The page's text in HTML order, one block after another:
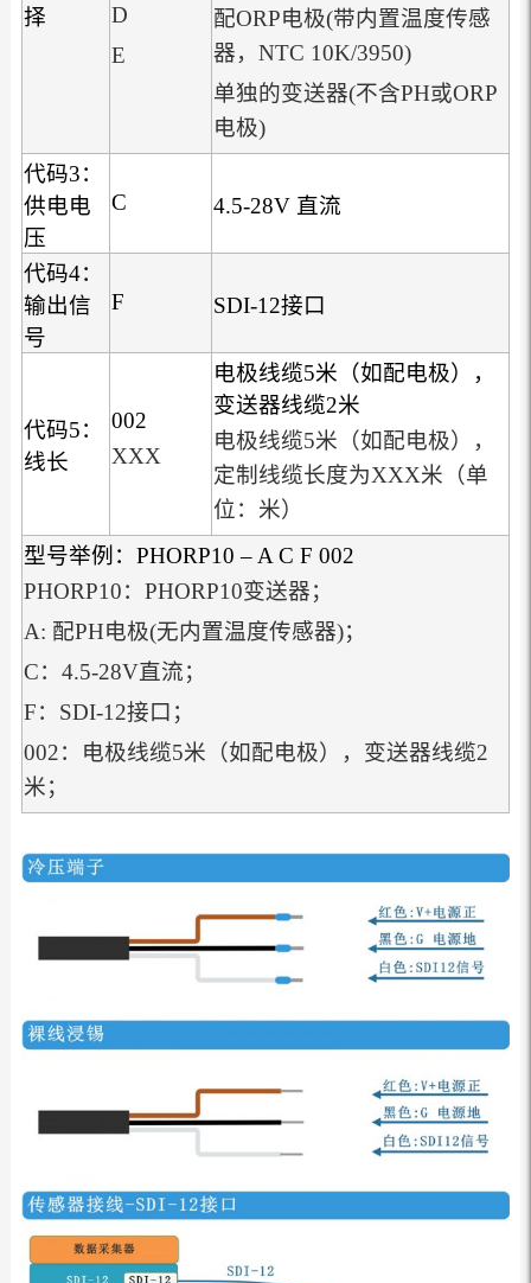
择
D
E
配ORP电极(带内置温度传感
器，NTC 10K/3950)
单独的变送器(不含PH或ORP
电极)
代码3：
供电电
压
C 4.5-28V 直流
代码4：
输出信
号
F SDI-12接口
代码5：
线长
002
XXX
电极线缆5米（如配电极），
变送器线缆2米
电极线缆5米（如配电极），
定制线缆长度为XXX米（单
位：米）
型号举例：PHORP10 – A C F 002
PHORP10：PHORP10变送器；
A: 配PH电极(无内置温度传感器)；
C：4.5-28V直流；
F：SDI-12接口；
002：电极线缆5米（如配电极），变送器线缆2
米；